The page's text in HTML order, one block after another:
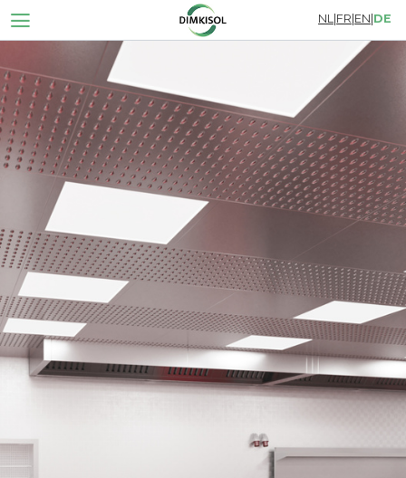
NL |FR|EN|DE